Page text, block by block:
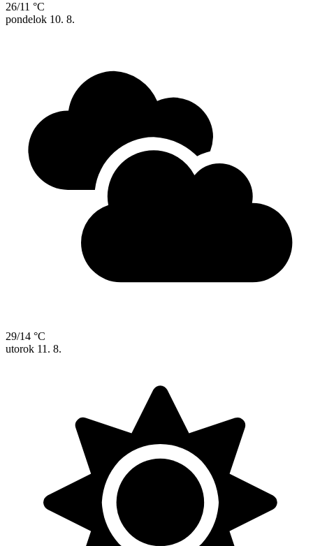
26/11 °C
pondelok 10. 8.
29/14 °C
utorok 11. 8.